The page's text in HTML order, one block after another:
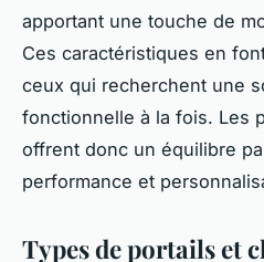
apportant une touche de
Ces caractéristiques en
ceux qui recherchent une
fonctionnelle à la fois. Les
offrent donc un équilibre
performance et
Types de portails et